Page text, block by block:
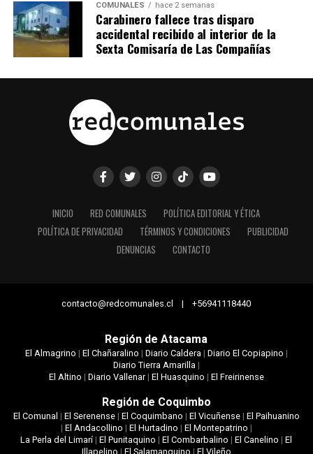
COMUNALES hace 2 semanas
Carabinero fallece tras disparo
accidental recibido al interior de la
Sexta Comisaría de Las Compañías
INICIO RED COMUNALES
POLÍTICA EDITORIAL Y ÉTICA
POLÍTICA DE PRIVACIDAD
TÉRMINOS Y CONDICIONES
PUBLICIDAD
DENUNCIAS
CONTACTO
contacto@redcomunales.cl | +56941118440
Región de Atacama
El Almagrino | El Chañaralino | Diario Caldera| Diario El Copiapino |
Diario Tierra Amarilla|
El Altino | Diario Vallenar| El Huasquino | El Freirinense
Región de Coquimbo
El Comunal | El Serenense| El Coquimbano | El Vicuñense| El Paihuanino
| El Andacollino | El Hurtadino | El Montepatrino |
La Perla del Limarí|El Punitaquino |El Combarbalino |El Canelino |El
Illapelino | El Salamanquino | El Vileño